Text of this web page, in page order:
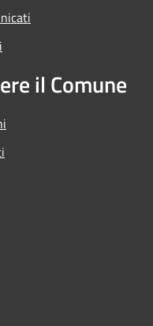
il Comune